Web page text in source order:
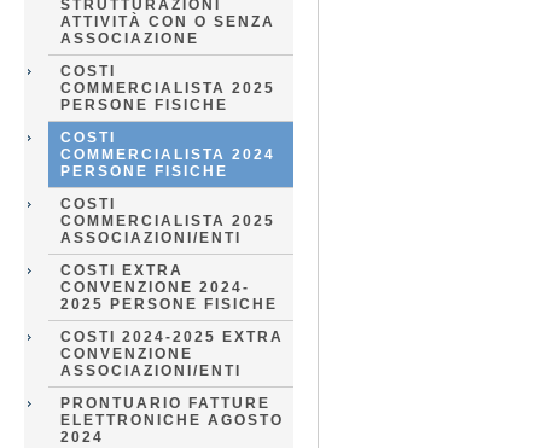
STRUTTURAZIONI
ATTIVITÀ CON O SENZA
ASSOCIAZIONE
COSTI
COMMERCIALISTA 2025
PERSONE FISICHE
COSTI
COMMERCIALISTA 2024
PERSONE FISICHE
COSTI
COMMERCIALISTA 2025
ASSOCIAZIONI/ENTI
COSTI EXTRA
CONVENZIONE 2024-
2025 PERSONE FISICHE
COSTI 2024-2025 EXTRA
CONVENZIONE
ASSOCIAZIONI/ENTI
PRONTUARIO FATTURE
ELETTRONICHE AGOSTO
2024